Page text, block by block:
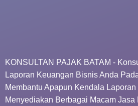
KONSULTAN PAJAK BATAM -
Laporan Keuangan Bisnis Anda
Membantu Apapun Kendala
Menyediakan Berbagai Macam Jasa